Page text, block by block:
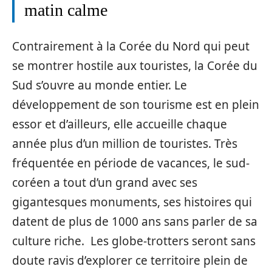
matin calme
Contrairement à la Corée du Nord qui peut
se montrer hostile aux touristes, la Corée du
Sud s’ouvre au monde entier. Le
développement de son tourisme est en plein
essor et d’ailleurs, elle accueille chaque
année plus d’un million de touristes. Très
fréquentée en période de vacances, le sud-
coréen a tout d’un grand avec ses
gigantesques monuments, ses histoires qui
datent de plus de 1000 ans sans parler de sa
culture riche. Les globe-trotters seront sans
doute ravis d’explorer ce territoire plein de